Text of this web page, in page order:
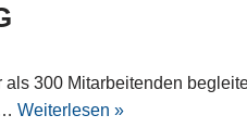
300 Mitarbeitenden
Weiterlesen »